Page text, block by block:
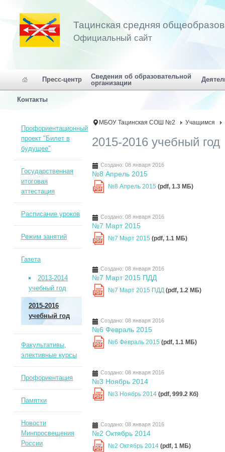
Тацинская средняя
Официальный сайт
Пресс-центр
Сведения об образовательной
организации
Контакты
МБОУ Тацинская СОШ №2 Учащимся
2015-2016 учебный год
Создано: 08 января 2016
№8 Апрель 2015
PDF №8 Апрель 2015(pdf, 1.3 MБ)
Создано: 08 января 2016
№7 Март 2015
PDF №7 Март 2015(pdf, 1.1 MБ)
Создано: 08 января 2016
№7 Март 2015 ПДД
PDF №7 Март 2015 ПДД(pdf, 1.2 MБ)
Создано: 08 января 2016
№6 Февраль 2015
PDF №6 Февраль 2015(pdf, 1.1 MБ)
Создано: 08 января 2016
№3 Ноябрь 2014
PDF №3 Ноябрь 2014(pdf, 999.2 Кб)
Создано: 08 января 2016
№2 Октябрь 2014
PDF №2 Октябрь 2014(pdf, 1 MБ)
Профориентационный
проект "Билет в
будущее"
Государственная
итоговая
аттестация
Расписание уроков
Режим занятий
Газета
2013-2014
учебный год
2015-2016
учебный год
Факультативы,
элективные курсы
Профориентация
Памятки
Новости
Минпросвещения
России